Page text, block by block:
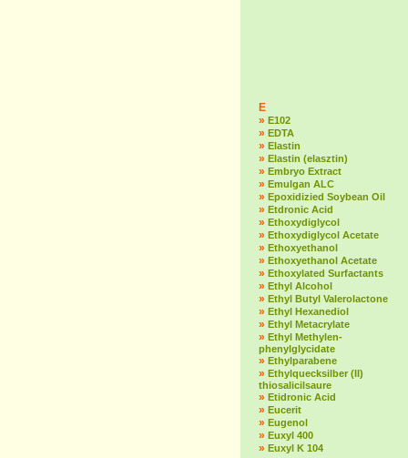
E
» E102
» EDTA
» Elastin
» Elastin (elasztin)
» Embryo Extract
» Emulgan ALC
» Epoxidizied Soybean Oil
» Etdronic Acid
» Ethoxydiglycol
» Ethoxydiglycol Acetate
» Ethoxyethanol
» Ethoxyethanol Acetate
» Ethoxylated Surfactants
» Ethyl Alcohol
» Ethyl Butyl Valerolactone
» Ethyl Hexanediol
» Ethyl Metacrylate
» Ethyl Methylen-
phenylglycidate
» Ethylparabene
» Ethylquecksilber (II)
thiosalicilsaure
» Etidronic Acid
» Eucerit
» Eugenol
» Euxyl 400
» Euxyl K 104